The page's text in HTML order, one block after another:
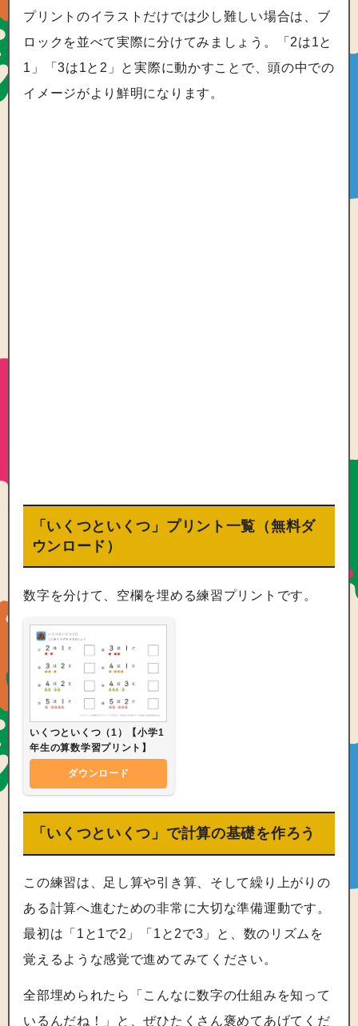
プリントのイラストだけでは少し難しい場合は、ブ
ロックを並べて実際に分けてみましょう。「2は1と
1」「3は1と2」と実際に動かすことで、頭の中での
イメージがより鮮明になります。
「いくつといくつ」プリント一覧（無料ダ
ウンロード）
数字を分けて、空欄を埋める練習プリントです。
いくつといくつ（1）【小学1
年生の算数学習プリント】
ダウンロード
「いくつといくつ」で計算の基礎を作ろう
この練習は、足し算や引き算、そして繰り上がりの
ある計算へ進むための非常に大切な準備運動です。
最初は「1と1で2」「1と2で3」と、数のリズムを
覚えるような感覚で進めてみてください。
全部埋められたら「こんなに数字の仕組みを知って
いるんだね！」と、ぜひたくさん褒めてあげてくだ